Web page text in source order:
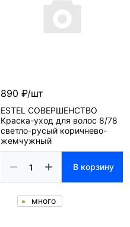
890 ₽/шт
ESTEL СОВЕРШЕНСТВО
Краска-уход для волос 8/78
светло-русый коричнево-
жемчужный
В корзину
много